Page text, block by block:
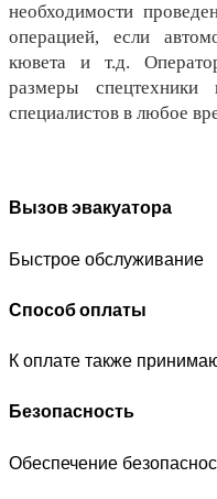
необходимости
операцией, если
кювета и т.д.
размеры
специалистов в любое
Вызов эвакуатора
Быстрое обслуживание
Способ оплаты
К оплате также
Безопасность
Обеспечение